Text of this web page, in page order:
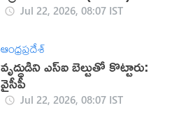
Jul 22, 2026, 08:07 IST
ఆంధ్రప్రదేశ్
వృద్ధుడిని ఎస్ఐ బెల్టుతో కొట్టారు:
వైసీపీ
Jul 22, 2026, 08:07 IST